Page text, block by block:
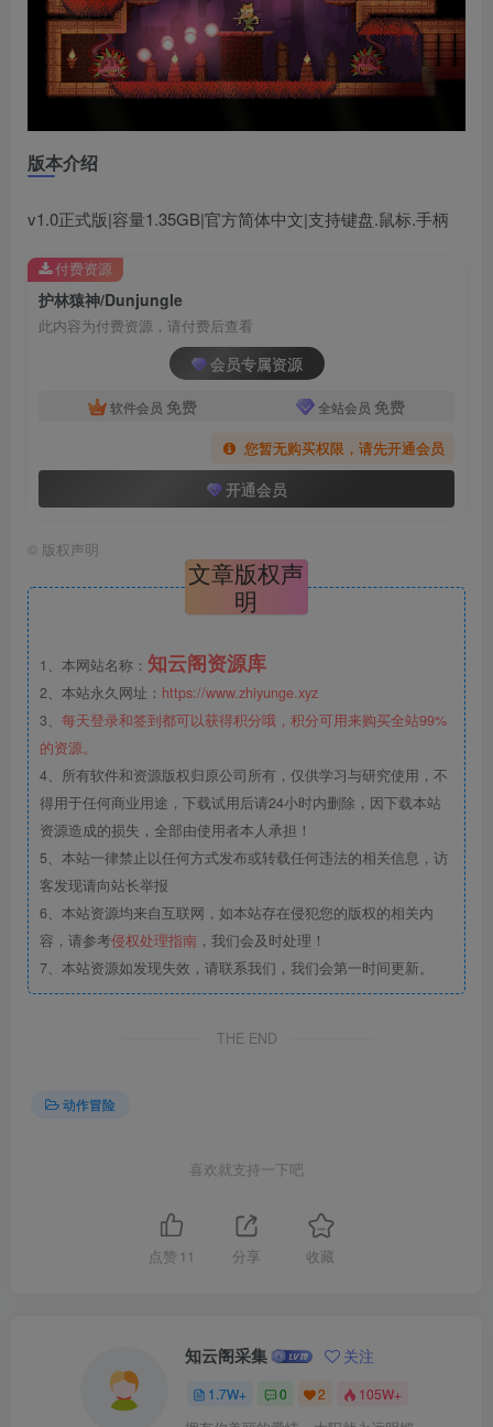
版本介绍
v1.0正式版|容量1.35GB|官方简体中文|支持键盘.鼠标.手柄
护林猿神/Dunjungle
此内容为付费资源，请付费后查看
会员专属资源
软件会员 免费 全站会员 免费
您暂无购买权限，请先开通会员
开通会员
付费资源
© 版权声明
文章版权声
明
1、本网站名称： 知云阁资源库
2、本站永久网址： https://www.zhiyunge.xyz
3、 每天登录和签到都可以获得积分哦，积分可用来购买全站99%
的资源。
4、所有软件和资源版权归原公司所有，仅供学习与研究使用，不
得用于任何商业用途，下载试用后请24小时内删除，因下载本站
资源造成的损失，全部由使用者本人承担！
5、本站一律禁止以任何方式发布或转载任何违法的相关信息，访
客发现请向站长举报
6、本站资源均来自互联网，如本站存在侵犯您的版权的相关内
容，请参考侵权处理指南 ，我们会及时处理！
7、本站资源如发现失效，请联系我们，我们会第一时间更新。
THE END
动作冒险
喜欢就支持一下吧
点赞 11 分享 收藏
知云阁采集 关注
1.7W+ 0 2 105W+